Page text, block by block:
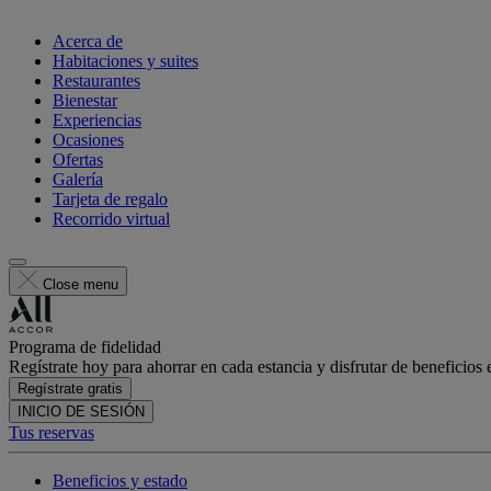
Acerca de
Habitaciones y suites
Restaurantes
Bienestar
Experiencias
Ocasiones
Ofertas
Galería
Tarjeta de regalo
Recorrido virtual
Close menu
Programa de fidelidad
Regístrate hoy para ahorrar en cada estancia y disfrutar de beneficios
Regístrate gratis
INICIO DE SESIÓN
Tus reservas
Beneficios y estado